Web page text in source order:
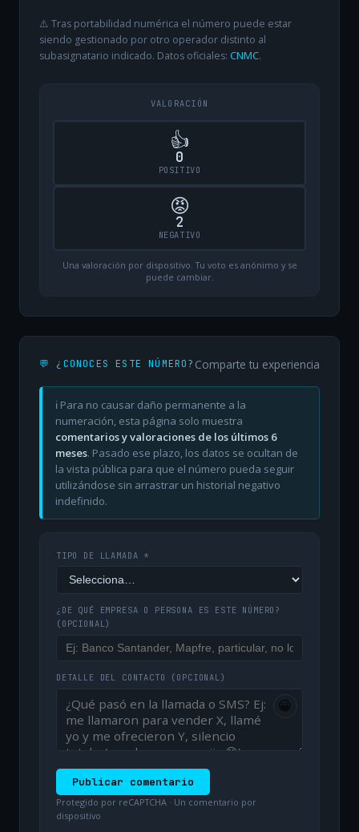
⚠️ Tras portabilidad numérica el número puede estar
siendo gestionado por otro operador distinto al
subasignatario indicado. Datos oficiales: CNMC.
VALORACIÓN
👍
0
POSITIVO
😡
2
NEGATIVO
Una valoración por dispositivo. Tu voto es anónimo y se
puede cambiar.
💬 ¿CONOCES ESTE NÚMERO? Comparte tu experiencia
ℹ️ Para no causar daño permanente a la
numeración, esta página solo muestra
comentarios y valoraciones de los últimos 6
meses. Pasado ese plazo, los datos se ocultan de
la vista pública para que el número pueda seguir
utilizándose sin arrastrar un historial negativo
indefinido.
TIPO DE LLAMADA *
¿DE QUÉ EMPRESA O PERSONA ES ESTE NÚMERO?
(OPCIONAL)
DETALLE DEL CONTACTO (OPCIONAL)
😀
Publicar comentario
Protegido por reCAPTCHA · Un comentario por
dispositivo